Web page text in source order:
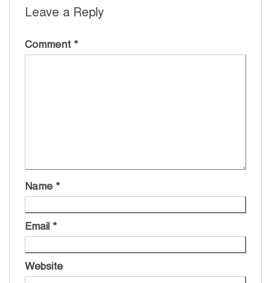
Leave a Reply
Comment *
Name *
Email *
Website